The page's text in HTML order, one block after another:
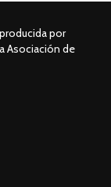
por
Asociación de